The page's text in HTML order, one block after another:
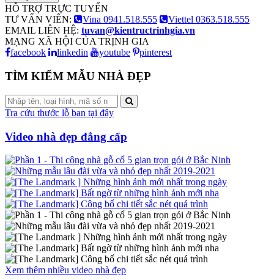
HỖ TRỢ TRỰC TUYẾN
TƯ VẤN VIÊN:
Vina 0941.518.555
Viettel 0363.518.555
EMAIL LIÊN HỆ: tuvan@kientructrinhgia.vn
MẠNG XÃ HỘI CỦA TRỊNH GIA
facebook
linkedin youtube pinterest
TÌM KIẾM MẪU NHÀ ĐẸP
Tra cứu thước lỗ ban tại đây
Video nhà đẹp đẳng cấp
Xem thêm nhiều video nhà đẹp